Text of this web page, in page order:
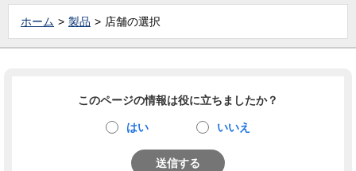
ホーム 製品 店舗の選択
このページの情報は役に立ちましたか？
はい いいえ
送信する